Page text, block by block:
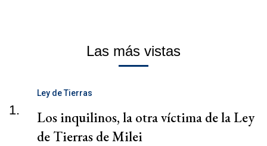
Las más vistas
1.
Ley de Tierras
Los inquilinos, la otra víctima de la Ley
de Tierras de Milei